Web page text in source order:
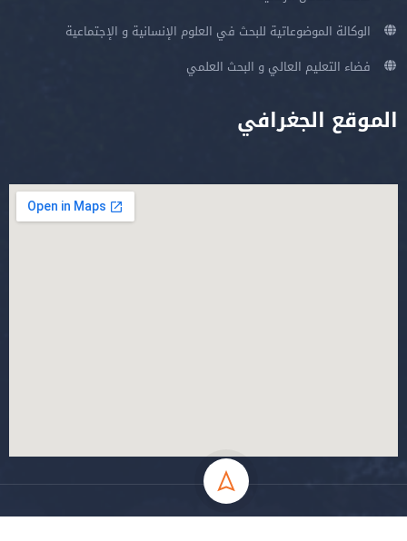
الوكالة الموضوعاتية للبحث في العلوم الإنسانية و الإجتماعية
فضاء التعليم العالي و البحث العلمي
الموقع الجغرافي
جميع الحقوق محفوظة جامعة المسيلة - 2024